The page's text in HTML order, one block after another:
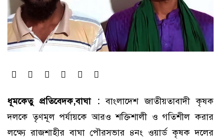
ধূমকেতু প্রতিবেদক,বাঘা :বাংলাদেশ জাতীয়তাবাদী কৃষক
দলকে তৃণমূল পর্যায়কে আরও শক্তিশালী ও গতিশীল করার
লক্ষ্যে রাজশাহীর বাঘা পৌরসভার ৪নং ওয়ার্ড কৃষক দলের